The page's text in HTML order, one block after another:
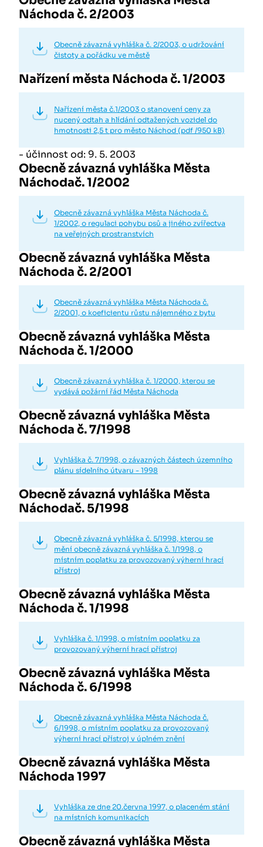
Náchoda č. 2/2003
Obecně závazná vyhláška č. 2/2003, o udržování
čistoty a pořádku ve městě
Nařízení města Náchoda č. 1/2003
Nařízení města č.1/2003 o stanovení ceny za
nucený odtah a hlídání odtažených vozidel do
hmotnosti 2,5 t pro město Náchod (pdf /950 kB)
- účinnost od: 9. 5. 2003
Obecně závazná vyhláška Města
Náchodač. 1/2002
Obecně závazná vyhláška Města Náchoda č.
1/2002, o regulaci pohybu psů a jiného zvířectva
na veřejných prostranstvích
Obecně závazná vyhláška Města
Náchoda č. 2/2001
Obecně závazná vyhláška Města Náchoda č.
2/2001, o koeficientu růstu nájemného z bytu
Obecně závazná vyhláška Města
Náchoda č. 1/2000
Obecně závazná vyhláška č. 1/2000, kterou se
vydává požární řád Města Náchoda
Obecně závazná vyhláška Města
Náchoda č. 7/1998
Vyhláška č. 7/1998, o závazných částech územního
plánu sídelního útvaru - 1998
Obecně závazná vyhláška Města
Náchodač. 5/1998
Obecně závazná vyhláška č. 5/1998, kterou se
mění obecně závazná vyhláška č. 1/1998, o
místním poplatku za provozovaný výherní hrací
přístroj
Obecně závazná vyhláška Města
Náchoda č. 1/1998
Vyhláška č. 1/1998, o místním poplatku za
provozovaný výherní hrací přístroj
Obecně závazná vyhláška Města
Náchoda č. 6/1998
Obecně závazná vyhláška Města Náchoda č.
6/1998, o místním poplatku za provozovaný
výherní hrací přístroj v úplném znění
Obecně závazná vyhláška Města
Náchoda 1997
Vyhláška ze dne 20.června 1997, o placeném stání
na místních komunikacích
Obecně závazná vyhláška Města